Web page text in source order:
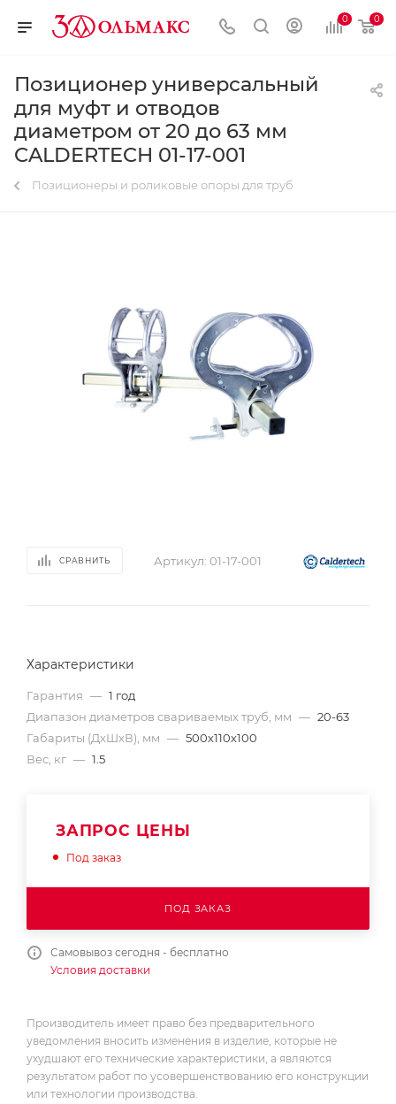
0 0
Позиционер универсальный
для муфт и отводов
диаметром от 20 до 63 мм
CALDERTECH 01-17-001
Позиционеры и роликовые опоры для труб
СРАВНИТЬ Артикул: 01-17-001
Характеристики
Гарантия — 1 год
Диапазон диаметров свариваемых труб, мм — 20-63
Габариты (ДхШхВ), мм — 500х110х100
Вес, кг — 1.5
ЗАПРОС ЦЕНЫ
Под заказ
ПОД ЗАКАЗ
Самовывоз сегодня - бесплатно
Условия доставки
Производитель имеет право без предварительного
уведомления вносить изменения в изделие, которые не
ухудшают его технические характеристики, а являются
результатом работ по усовершенствованию его конструкции
или технологии производства.